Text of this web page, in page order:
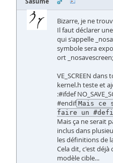
Bizarre, je ne
Il faut déclarer
qui s'appelle
symbole sera
ort _nosavescreen;
VE_SCREEN
kernel.h teste et
:#ifdef
#endif Mais ce
faire un
Mais ça ne serait
inclus dans
les définitions de
Cela dit, c'est
modèle cible...